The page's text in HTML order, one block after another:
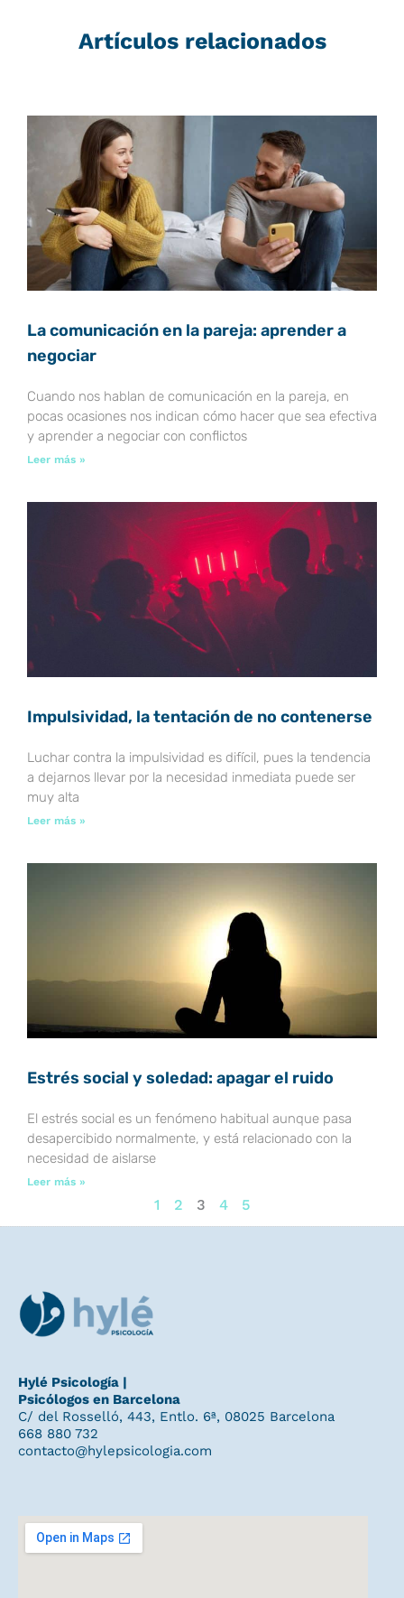
Artículos relacionados
La comunicación en la pareja: aprender a
negociar
Cuando nos hablan de comunicación en la pareja, en
pocas ocasiones nos indican cómo hacer que sea efectiva
y aprender a negociar con conflictos
Leer más »
Impulsividad, la tentación de no contenerse
Luchar contra la impulsividad es difícil, pues la tendencia
a dejarnos llevar por la necesidad inmediata puede ser
muy alta
Leer más »
Estrés social y soledad: apagar el ruido
El estrés social es un fenómeno habitual aunque pasa
desapercibido normalmente, y está relacionado con la
necesidad de aislarse
Leer más »
1 2 3 4 5
Hylé Psicología |
Psicólogos en Barcelona
C/ del Rosselló, 443, Entlo. 6ª, 08025 Barcelona
668 880 732
contacto@hylepsicologia.com